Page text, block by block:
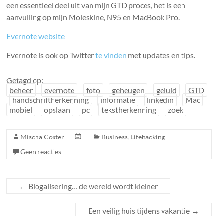
een essentieel deel uit van mijn GTD proces, het is een
aanvulling op mijn Moleskine, N95 en MacBook Pro.
Evernote website
Evernote is ook op Twitterte vinden met updates en tips.
Getagd op:
beheer
evernote foto geheugen geluid
GTD
handschriftherkenning
informatie linkedin
Mac
mobiel
opslaan pc tekstherkenning zoek
Mischa Coster Business, Lifehacking
Geen reacties
← Blogalisering… de wereld wordt kleiner
Een veilig huis tijdens vakantie →